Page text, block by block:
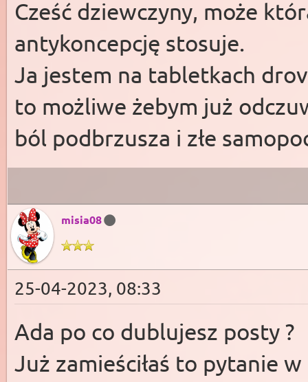
Cześć dziewczyny, może
antykoncepcję stosuje.
Ja jestem na tabletkach
to możliwe żebym już
ból podbrzusza i złe
misia08
25-04-2023, 08:33
Ada po co dublujesz posty ?
Już zamieściłaś to pytanie